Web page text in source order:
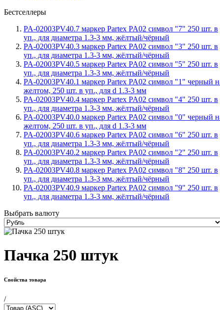
Бестселлеры
PA-02003PV40.7 маркер Partex PA02 символ "7" 250 шт. в
уп., для диаметра 1.3-3 мм, жёлтый/чёрный
PA-02003PV40.3 маркер Partex PA02 символ "3" 250 шт. в
уп., для диаметра 1.3-3 мм, жёлтый/чёрный
PA-02003PV40.5 маркер Partex PA02 символ "5" 250 шт. в
уп., для диаметра 1.3-3 мм, жёлтый/чёрный
PA-02003PV40.1 маркер Partex PA02 символ "1" черный
желтом, 250 шт. в уп., для d 1.3-3 мм
PA-02003PV40.4 маркер Partex PA02 символ "4" 250 шт. в
уп., для диаметра 1.3-3 мм, жёлтый/чёрный
PA-02003PV40.0 маркер Partex PA02 символ "0" черный
желтом, 250 шт. в уп., для d 1.3-3 мм
PA-02003PV40.6 маркер Partex PA02 символ "6" 250 шт. в
уп., для диаметра 1.3-3 мм, жёлтый/чёрный
PA-02003PV40.2 маркер Partex PA02 символ "2" 250 шт. в
уп., для диаметра 1.3-3 мм, жёлтый/чёрный
PA-02003PV40.8 маркер Partex PA02 символ "8" 250 шт. в
уп., для диаметра 1.3-3 мм, жёлтый/чёрный
PA-02003PV40.9 маркер Partex PA02 символ "9" 250 шт. в
уп., для диаметра 1.3-3 мм, жёлтый/чёрный
Выбрать валюту
Пачка 250 штук
Свойства товара
/